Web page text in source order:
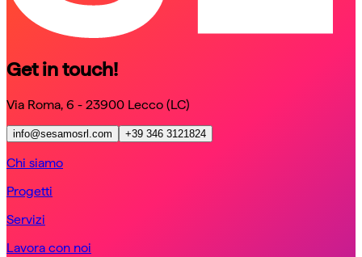
Get in touch!
Via Roma, 6 - 23900 Lecco (LC)
info@sesamosrl.com +39 346 3121824
Chi siamo
Progetti
Servizi
Lavora con noi